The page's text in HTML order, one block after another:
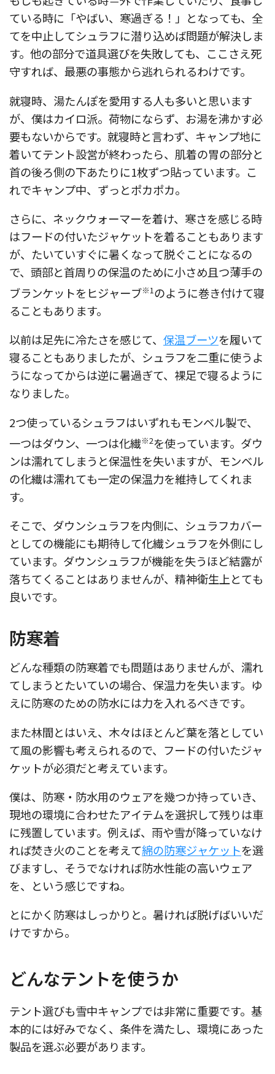
ている時に「やばい、寒過ぎる！」となっても、全
てを中止してシュラフに潜り込めば問題が解決しま
す。他の部分で道具選びを失敗しても、ここさえ死
守すれば、最悪の事態から逃れられるわけです。
就寝時、湯たんぽを愛用する人も多いと思います
が、僕はカイロ派。荷物にならず、お湯を沸かす必
要もないからです。就寝時と言わず、キャンプ地に
着いてテント設営が終わったら、肌着の胃の部分と
首の後ろ側の下あたりに1枚ずつ貼っています。こ
れでキャンプ中、ずっとポカポカ。
さらに、ネックウォーマーを着け、寒さを感じる時
はフードの付いたジャケットを着ることもあります
が、たいていすぐに暑くなって脱ぐことになるの
で、頭部と首周りの保温のために小さめ且つ薄手の
ブランケットをヒジャーブ※1のように巻き付けて寝
ることもあります。
以前は足先に冷たさを感じて、 保温ブーツを履いて
寝ることもありましたが、シュラフを二重に使うよ
うになってからは逆に暑過ぎて、裸足で寝るように
なりました。
2つ使っているシュラフはいずれもモンベル製で、
一つはダウン、一つは化繊※2を使っています。ダウ
ンは濡れてしまうと保温性を失いますが、モンベル
の化繊は濡れても一定の保温力を維持してくれま
す。
そこで、ダウンシュラフを内側に、シュラフカバー
としての機能にも期待して化繊シュラフを外側にし
ています。ダウンシュラフが機能を失うほど結露が
落ちてくることはありませんが、精神衛生上とても
良いです。
防寒着
どんな種類の防寒着でも問題はありませんが、濡れ
てしまうとたいていの場合、保温力を失います。ゆ
えに防寒のための防水には力を入れるべきです。
また林間とはいえ、木々はほとんど葉を落としてい
て風の影響も考えられるので、フードの付いたジャ
ケットが必須だと考えています。
僕は、防寒・防水用のウェアを幾つか持っていき、
現地の環境に合わせたアイテムを選択して残りは車
に残置しています。例えば、雨や雪が降っていなけ
れば焚き火のことを考えて綿の防寒ジャケットを選
びますし、そうでなければ防水性能の高いウェア
を、という感じですね。
とにかく防寒はしっかりと。暑ければ脱げばいいだ
けですから。
どんなテントを使うか
テント選びも雪中キャンプでは非常に重要です。基
本的には好みでなく、条件を満たし、環境にあった
製品を選ぶ必要があります。